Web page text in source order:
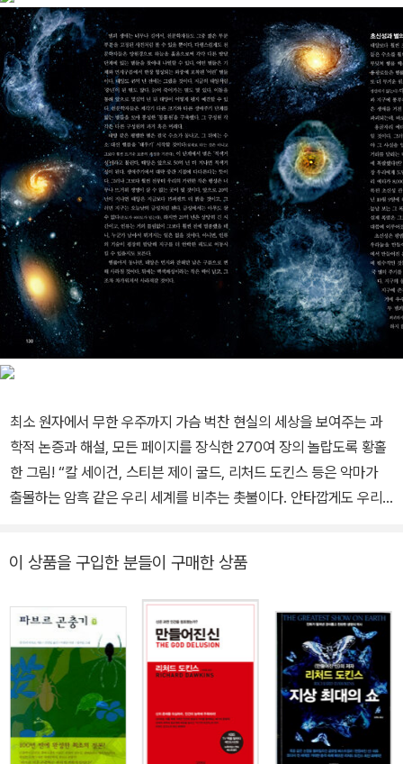
최소 원자에서 무한 우주까지 가슴 벅찬 현실의 세상을 보여주는 과
학적 논증과 해설, 모든 페이지를 장식한 270여 장의 놀랍도록 황홀
한 그림! “칼 세이건, 스티븐 제이 굴드, 리처드 도킨스 등은 악마가
출몰하는 암흑 같은 우리 세계를 비추는 촛불이다. 안타깝게도 우리
자 전 세계 회의주의자들의 영웅으로 우뚝 서 있다.”_마이클 셔머,
《스켑틱》발행인 마이클 셔머의 말대로, 타고난 행운과 건강한 유전자
덕분에 칼 세이건과 스티븐 제이 굴드가 떠난 자리에서 우리 곁에 현
존하는 가장 유명한 진화생물학자 리처드 도킨스 교수의 신작 《현실,
그 가슴 뛰는 마법》(원제:The Magic of Reality)이 김영사에서 출
간되었다. 도킨스는 과학의 최전선에서 사이비과학, 창조론, 미신에
맞서 싸워온 우리 시대에 가장 뜨거운 과학자 중 한 명이다. 또한 그는
과학교육의 열성적인 전파자로 전 세계의 독자들에게 과학의 경이와
이 상품을 구입한 분들이 구매한 상품